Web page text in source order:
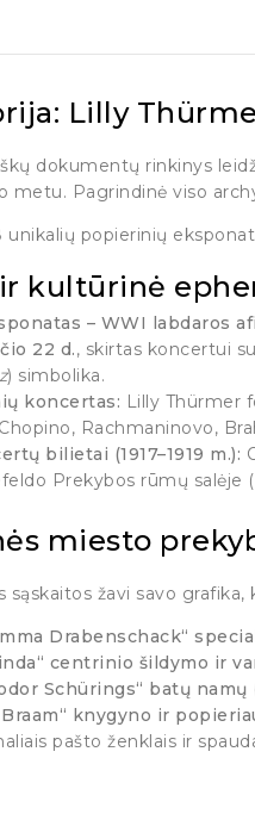
Lilly
dokumentų rinkinys
metu. Pagrindinė viso
unikalių popierinių
kultūrinė
– WWI labdaros
22 d., skirtas koncertui
) simbolika.
koncertas: Lilly Thürmer
Rachmaninovo,
bilietai (1917–1919 m.):
Prekybos rūmų salėje (
miesto
sąskaitos žavi savo
Drabenschack“
centrinio šildymo ir
Schürings“ batų namų
Braam“ knygyno ir
pašto ženklais ir